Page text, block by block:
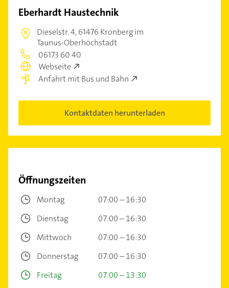
Eberhardt Haustechnik
Dieselstr. 4,61476 Kronberg im
Taunus-Oberhöchstadt
06173 60 40
Webseite
Anfahrt mit Bus und Bahn
Kontaktdaten herunterladen
Öffnungszeiten
Montag
07:00 – 16:30
Dienstag
07:00 – 16:30
Mittwoch
07:00 – 16:30
Donnerstag
07:00 – 16:30
Freitag
07:00 – 13:30